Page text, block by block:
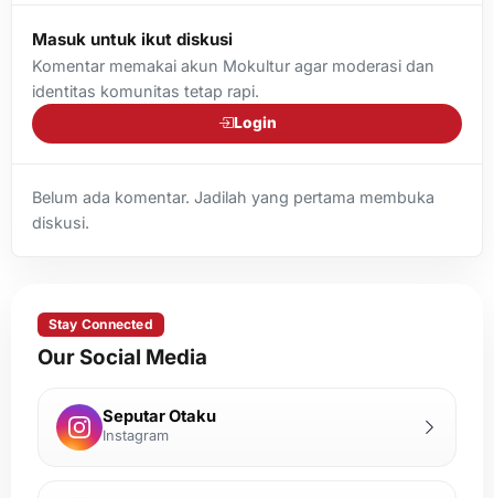
Masuk untuk ikut diskusi
Komentar memakai akun Mokultur agar moderasi dan
identitas komunitas tetap rapi.
Login
Belum ada komentar. Jadilah yang pertama membuka
diskusi.
Stay Connected
Our Social Media
Seputar Otaku
Instagram